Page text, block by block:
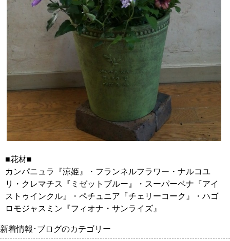
■花材■
カンパニュラ『涼姫』・フランネルフラワー・ナルコユ
リ・クレマチス『ミゼットブルー』・スーパーベナ『アイ
ストゥインクル』・ペチュニア『チェリーコーク』・ハゴ
ロモジャスミン『フィオナ・サンライズ』
新着情報･ブログのカテゴリー